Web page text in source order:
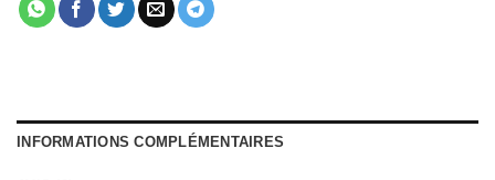
INFORMATIONS COMPLÉMENTAIRES